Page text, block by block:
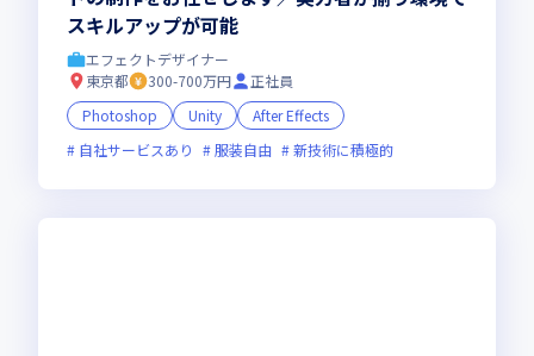
スキルアップが可能
エフェクトデザイナー
東京都
300-700万円
正社員
Photoshop
Unity
After Effects
自社サービスあり
服装自由 新技術に積極的